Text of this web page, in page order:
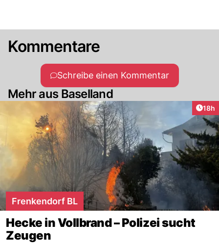
Kommentare
Schreibe einen Kommentar
Mehr aus Baselland
18h
Frenkendorf BL
Hecke in Vollbrand – Polizei sucht
Zeugen